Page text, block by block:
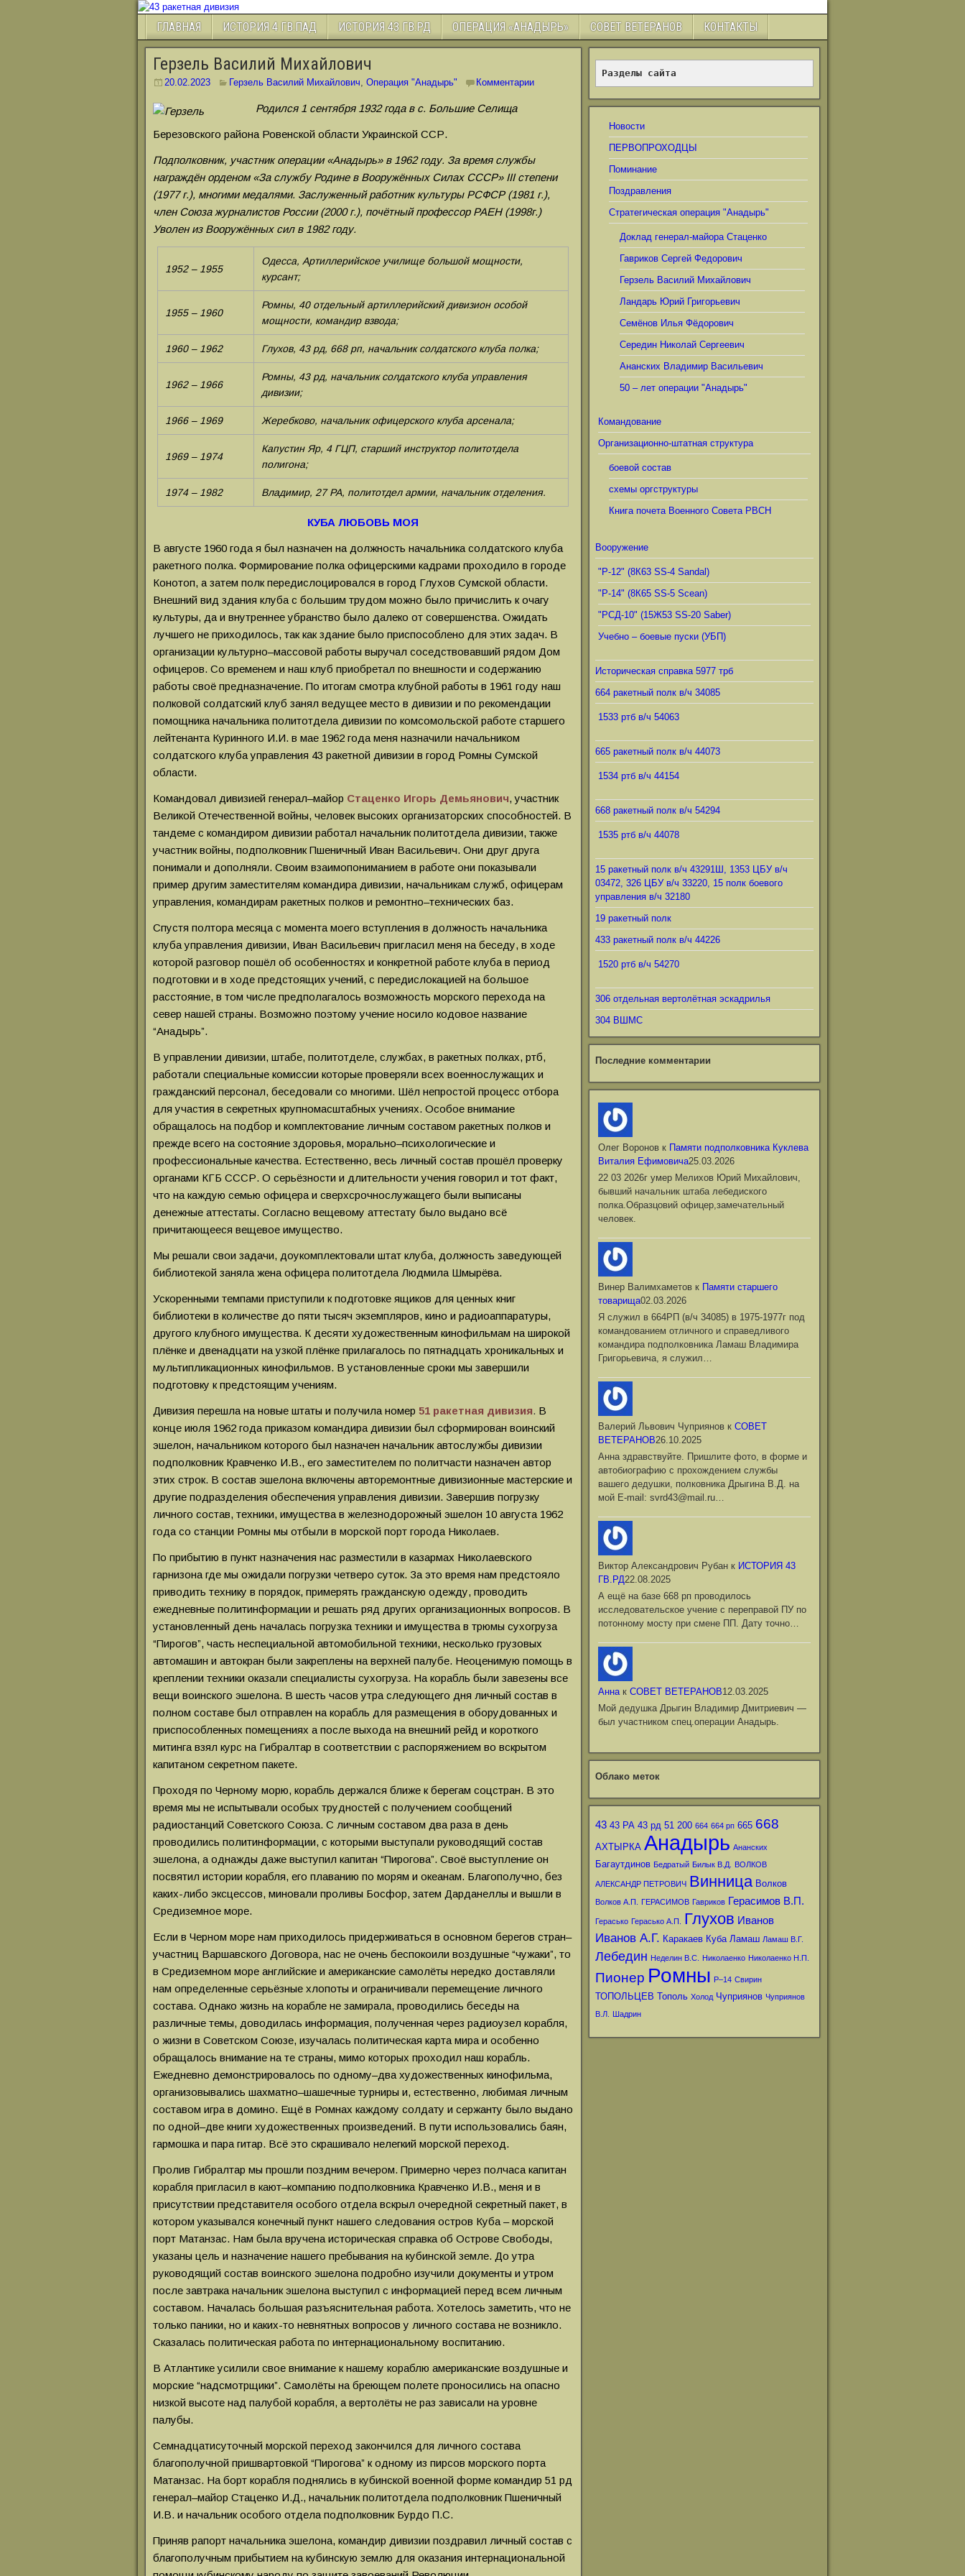
ГЛАВНАЯ ИСТОРИЯ 4 ГВ.ПАД ИСТОРИЯ 43 ГВ.РД ОПЕРАЦИЯ «АНАДЫРЬ» СОВЕТ ВЕТЕРАНОВ КОНТАКТЫ
Герзель Василий Михайлович
20.02.2023 Герзель Василий Михайлович, Операция "Анадырь" Комментарии
Родился 1 сентября 1932 года в с. Большие Селища
Березовского района Ровенской области Украинской ССР.
Подполковник, участник операции «Анадырь» в 1962 году. За время службы
награждён орденом «За службу Родине в Вооружённых Силах СССР» III степени
(1977 г.), многими медалями. Заслуженный работник культуры РСФСР (1981 г.),
член Союза журналистов России (2000 г.), почётный профессор РАЕН (1998г.)
Уволен из Вооружённых сил в 1982 году.
1952 – 1955
Одесса, Артиллерийское училище большой мощности,
курсант;
1955 – 1960
Ромны, 40 отдельный артиллерийский дивизион особой
мощности, командир взвода;
1960 – 1962 Глухов, 43 рд, 668 рп, начальник солдатского клуба полка;
1962 – 1966
Ромны, 43 рд, начальник солдатского клуба управления
дивизии;
1966 – 1969 Жеребково, начальник офицерского клуба арсенала;
1969 – 1974
Капустин Яр, 4 ГЦП, старший инструктор политотдела
полигона;
1974 – 1982 Владимир, 27 РА, политотдел армии, начальник отделения.
КУБА ЛЮБОВЬ МОЯ
В августе 1960 года я был назначен на должность начальника солдатского клуба
ракетного полка. Формирование полка офицерскими кадрами проходило в городе
Конотоп, а затем полк передислоцировался в город Глухов Сумской области.
Внешний вид здания клуба с большим трудом можно было причислить к очагу
культуры, да и внутреннее убранство было далеко от совершенства. Ожидать
лучшего не приходилось, так как здание было приспособлено для этих задач. В
организации культурно–массовой работы выручал соседствовавший рядом Дом
офицеров. Со временем и наш клуб приобретал по внешности и содержанию
работы своё предназначение. По итогам смотра клубной работы в 1961 году наш
полковой солдатский клуб занял ведущее место в дивизии и по рекомендации
помощника начальника политотдела дивизии по комсомольской работе старшего
лейтенанта Куринного И.И. в мае 1962 года меня назначили начальником
солдатского клуба управления 43 ракетной дивизии в город Ромны Сумской
области.
Командовал дивизией генерал–майор Стаценко Игорь Демьянович, участник
Великой Отечественной войны, человек высоких организаторских способностей. В
тандеме с командиром дивизии работал начальник политотдела дивизии, также
участник войны, подполковник Пшеничный Иван Васильевич. Они друг друга
понимали и дополняли. Своим взаимопониманием в работе они показывали
пример другим заместителям командира дивизии, начальникам служб, офицерам
управления, командирам ракетных полков и ремонтно–технических баз.
Спустя полтора месяца с момента моего вступления в должность начальника
клуба управления дивизии, Иван Васильевич пригласил меня на беседу, в ходе
которой разговор пошёл об особенностях и конкретной работе клуба в период
подготовки и в ходе предстоящих учений, с передислокацией на большое
расстояние, в том числе предполагалось возможность морского перехода на
север нашей страны. Возможно поэтому учение носило кодовое название
“Анадырь”.
В управлении дивизии, штабе, политотделе, службах, в ракетных полках, ртб,
работали специальные комиссии которые проверяли всех военнослужащих и
гражданский персонал, беседовали со многими. Шёл непростой процесс отбора
для участия в секретных крупномасштабных учениях. Особое внимание
обращалось на подбор и комплектование личным составом ракетных полков и
прежде всего на состояние здоровья, морально–психологические и
профессиональные качества. Естественно, весь личный состав прошёл проверку
органами КГБ СССР. О серьёзности и длительности учения говорил и тот факт,
что на каждую семью офицера и сверхсрочнослужащего были выписаны
денежные аттестаты. Согласно вещевому аттестату было выдано всё
причитающееся вещевое имущество.
Мы решали свои задачи, доукомплектовали штат клуба, должность заведующей
библиотекой заняла жена офицера политотдела Людмила Шмырёва.
Ускоренными темпами приступили к подготовке ящиков для ценных книг
библиотеки в количестве до пяти тысяч экземпляров, кино и радиоаппаратуры,
другого клубного имущества. К десяти художественным кинофильмам на широкой
плёнке и двенадцати на узкой плёнке прилагалось по пятнадцать хроникальных и
мультипликационных кинофильмов. В установленные сроки мы завершили
подготовку к предстоящим учениям.
Дивизия перешла на новые штаты и получила номер 51 ракетная дивизия. В
конце июля 1962 года приказом командира дивизии был сформирован воинский
эшелон, начальником которого был назначен начальник автослужбы дивизии
подполковник Кравченко И.В., его заместителем по политчасти назначен автор
этих строк. В состав эшелона включены авторемонтные дивизионные мастерские и
другие подразделения обеспечения управления дивизии. Завершив погрузку
личного состав, техники, имущества в железнодорожный эшелон 10 августа 1962
года со станции Ромны мы отбыли в морской порт города Николаев.
По прибытию в пункт назначения нас разместили в казармах Николаевского
гарнизона где мы ожидали погрузки четверо суток. За это время нам предстояло
приводить технику в порядок, примерять гражданскую одежду, проводить
ежедневные политинформации и решать ряд других организационных вопросов. В
установленный день началась погрузка техники и имущества в трюмы сухогруза
“Пирогов”, часть неспециальной автомобильной техники, несколько грузовых
автомашин и автокран были закреплены на верхней палубе. Неоценимую помощь в
креплении техники оказали специалисты сухогруза. На корабль были завезены все
вещи воинского эшелона. В шесть часов утра следующего дня личный состав в
полном составе был отправлен на корабль для размещения в оборудованных и
приспособленных помещениях а после выхода на внешний рейд и короткого
митинга взял курс на Гибралтар в соответствии с распоряжением во вскрытом
капитаном секретном пакете.
Проходя по Черному морю, корабль держался ближе к берегам соцстран. В это
время мы не испытывали особых трудностей с получением сообщений
радиостанций Советского Союза. С личным составом два раза в день
проводились политинформации, с которыми выступали руководящий состав
эшелона, а однажды даже выступил капитан “Пирогова”. Своё выступление он
посвятил истории корабля, его плаванию по морям и океанам. Благополучно, без
каких-либо эксцессов, миновали проливы Босфор, затем Дарданеллы и вышли в
Средиземное море.
Если в Черном море нам приходилось придерживаться в основном берегов стран–
участниц Варшавского Договора, нас не очень беспокоили воздушные “чужаки”, то
в Средиземном море английские и американские самолёты нередко доставляли
нам определенные серьёзные хлопоты и ограничивали перемещение личного
состава. Однако жизнь на корабле не замирала, проводились беседы на
различные темы, доводилась информация, полученная через радиоузел корабля,
о жизни в Советском Союзе, изучалась политическая карта мира и особенно
обращалось внимание на те страны, мимо которых проходил наш корабль.
Ежедневно демонстрировалось по одному–два художественных кинофильма,
организовывались шахматно–шашечные турниры и, естественно, любимая личным
составом игра в домино. Ещё в Ромнах каждому солдату и сержанту было выдано
по одной–две книги художественных произведений. В пути использовались баян,
гармошка и пара гитар. Всё это скрашивало нелегкий морской переход.
Пролив Гибралтар мы прошли поздним вечером. Примерно через полчаса капитан
корабля пригласил в кают–компанию подполковника Кравченко И.В., меня и в
присутствии представителя особого отдела вскрыл очередной секретный пакет, в
котором указывался конечный пункт нашего следования остров Куба – морской
порт Матанзас. Нам была вручена историческая справка об Острове Свободы,
указаны цель и назначение нашего пребывания на кубинской земле. До утра
руководящий состав воинского эшелона подробно изучили документы и утром
после завтрака начальник эшелона выступил с информацией перед всем личным
составом. Началась большая разъяснительная работа. Хотелось заметить, что не
только паники, но и каких-то невнятных вопросов у личного состава не возникло.
Сказалась политическая работа по интернациональному воспитанию.
В Атлантике усилили свое внимание к нашему кораблю американские воздушные и
морские “надсмотрщики”. Самолёты на бреющем полете проносились на опасно
низкой высоте над палубой корабля, а вертолёты не раз зависали на уровне
палубы.
Семнадцатисуточный морской переход закончился для личного состава
благополучной пришвартовкой “Пирогова” к одному из пирсов морского порта
Матанзас. На борт корабля поднялись в кубинской военной форме командир 51 рд
генерал–майор Стаценко И.Д., начальник политотдела подполковник Пшеничный
И.В. и начальник особого отдела подполковник Бурдо П.С.
Приняв рапорт начальника эшелона, командир дивизии поздравил личный состав с
благополучным прибытием на кубинскую землю для оказания интернациональной
Разделы сайта
Новости
ПЕРВОПРОХОДЦЫ
Поминание
Поздравления
Стратегическая операция "Анадырь"
Доклад генерал-майора Стаценко
Гавриков Сергей Федорович
Герзель Василий Михайлович
Ландарь Юрий Григорьевич
Семёнов Илья Фёдорович
Середин Николай Сергеевич
Ананских Владимир Васильевич
50 – лет операции "Анадырь"
Командование
Организационно-штатная структура
боевой состав
схемы оргструктуры
Книга почета Военного Совета РВСН
Вооружение
"Р-12" (8К63 SS-4 Sandal)
"Р-14" (8К65 SS-5 Scean)
"РСД-10" (15Ж53 SS-20 Saber)
Учебно – боевые пуски (УБП)
Историческая справка 5977 трб
664 ракетный полк в/ч 34085
1533 ртб в/ч 54063
665 ракетный полк в/ч 44073
1534 ртб в/ч 44154
668 ракетный полк в/ч 54294
1535 ртб в/ч 44078
15 ракетный полк в/ч 43291Ш, 1353 ЦБУ в/ч
03472, 326 ЦБУ в/ч 33220, 15 полк боевого
управления в/ч 32180
19 ракетный полк
433 ракетный полк в/ч 44226
1520 ртб в/ч 54270
306 отдельная вертолётная эскадрилья
304 ВШМС
Последние комментарии
Олег Вороновк Памяти подполковника Куклева
Виталия Ефимовича25.03.2026
22 03 2026г умер Мелихов Юрий Михайлович,
бывший начальник штаба лебедиского
полка.Образцовий офицер,замечательный
человек.
Винер Валимхаметовк Памяти старшего
товарища02.03.2026
Я служил в 664РП (в/ч 34085) в 1975-1977г под
командованием отличного и справедливого
командира подполковника Ламаш Владимира
Григорьевича, я служил…
Валерий Львович Чуприяновк СОВЕТ
ВЕТЕРАНОВ26.10.2025
Анна здравствуйте. Пришлите фото, в форме и
автобиографию с прохождением службы
вашего дедушки, полковника Дрыгина В.Д. на
мой Е-mail: svrd43@mail.ru…
Виктор Александрович Рубанк ИСТОРИЯ 43
ГВ.РД22.08.2025
А ещё на базе 668 рп проводилось
исследовательское учение с переправой ПУ по
потонному мосту при смене ПП. Дату точно…
Аннак СОВЕТ ВЕТЕРАНОВ12.03.2025
Мой дедушка Дрыгин Владимир Дмитриевич —
был участником спец.операции Анадырь.
Облако меток
43 43 РА 43 рд 51 200 664 664 рп 665 668
АХТЫРКА Анадырь Ананских
Багаутдинов Бедратый Билык В.Д. ВОЛКОВ
АЛЕКСАНДР ПЕТРОВИЧ Винница Волков
Волков А.П. ГЕРАСИМОВ Гавриков Герасимов В.П.
Герасько Герасько А.П. Глухов Иванов
Иванов А.Г. Каракаев Куба Ламаш Ламаш В.Г.
Лебедин Неделин В.С. Николаенко Николаенко Н.П.
Пионер Ромны Р–14 Свирин
ТОПОЛЬЦЕВ Тополь Холод Чуприянов Чуприянов
В.Л.
Шадрин